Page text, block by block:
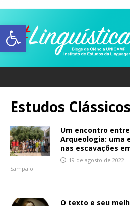
Abrir a barra de
Estudos Clássicos
Um encontro
Arqueologia: uma
nas escavações
19 de agosto de 2022
Sampaio
O texto e seu